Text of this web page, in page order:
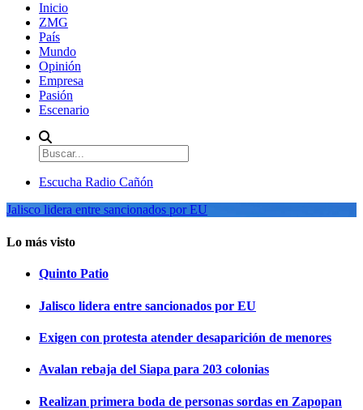
Inicio
ZMG
País
Mundo
Opinión
Empresa
Pasión
Escenario
Escucha Radio Cañón
Jalisco lidera entre sancionados por EU
Lo más visto
Quinto Patio
Jalisco lidera entre sancionados por EU
Exigen con protesta atender desaparición de menores
Avalan rebaja del Siapa para 203 colonias
Realizan primera boda de personas sordas en Zapopan